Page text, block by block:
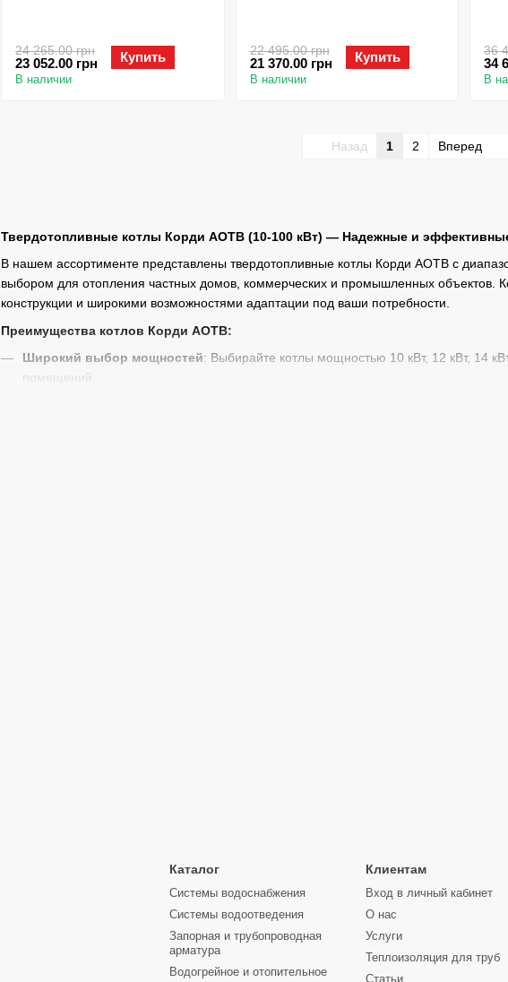
Твердотопливные котлы Корди АОТВ (10-100 кВт) — Надежные и
В нашем ассортименте представлены твердотопливные котлы Корди АОТВ с
выбором для отопления частных домов, коммерческих и промышленных объектов.
конструкции и широкими возможностями адаптации под ваши потребности.
Преимущества котлов Корди АОТВ:
Широкий выбор мощностей: Выбирайте котлы мощностью 10 кВт, 12 кВт, 14
помещений.
24 265.00 грн
23 052.00 грн Купить
В наличии
22 495.00 грн
21 370.00 грн Купить
В наличии
36
34
В
Назад 1 2 Вперед
Каталог
Системы водоснабжения
Системы водоотведения
Запорная и трубопроводная
арматура
Водогрейное и отопительное
Клиентам
Вход в личный кабинет
О нас
Услуги
Теплоизоляция для труб
Статьи